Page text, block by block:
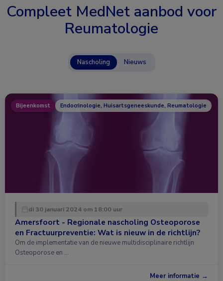
Compleet MedNet aanbod voor
Reumatologie
Nascholing Nieuws
Bijeenkomst Endocrinologie, Huisartsgeneeskunde, Reumatologie
di 30 januari 2024 om 18:00 uur
Amersfoort - Regionale nascholing Osteoporose
en Fractuurpreventie: Wat is nieuw in de richtlijn?
Om de implementatie van de nieuwe multidisciplinaire richtlijn
Osteoporose en …
Meer informatie →